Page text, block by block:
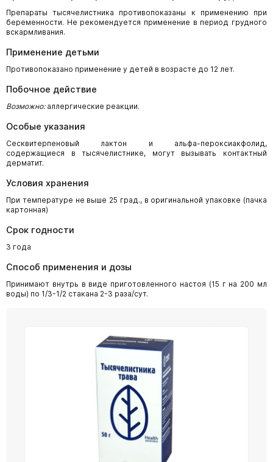
Препараты тысячелистника противопоказаны к применению при
беременности. Не рекомендуется применение в период грудного
вскармливания.
Применение детьми
Противопоказано применение у детей в возрасте до 12 лет.
Побочное действие
Возможно:аллергические реакции.
Особые указания
Сесквитерпеновый лактон и альфа-пероксиакфолид,
содержащиеся в тысячелистнике, могут вызывать контактный
дерматит.
Условия хранения
При температуре не выше 25 град., в оригинальной упаковке (пачка
картонная)
Срок годности
3 года
Способ применения и дозы
Принимают внутрь в виде приготовленного настоя (15 г на 200 мл
воды) по 1/3-1/2 стакана 2-3 раза/сут.